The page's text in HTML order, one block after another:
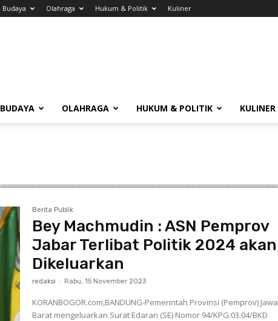
Budaya Olahraga Hukum & Politik Kuliner
BUDAYA OLAHRAGA HUKUM & POLITIK KULINER
Berita Publik
Bey Machmudin : ASN Pemprov
Jabar Terlibat Politik 2024 akan
Dikeluarkan
redaksi - Rabu, 15 November 2023
KORANBOGOR.com,BANDUNG-Pemerintah Provinsi (Pemprov) Jawa
Barat mengeluarkan Surat Edaran (SE) Nomor 94/KPG.03.04/BKD